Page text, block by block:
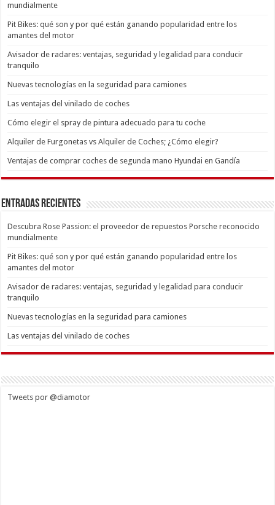
mundialmente
Pit Bikes: qué son y por qué están ganando popularidad entre los
amantes del motor
Avisador de radares: ventajas, seguridad y legalidad para conducir
tranquilo
Nuevas tecnologías en la seguridad para camiones
Las ventajas del vinilado de coches
Cómo elegir el spray de pintura adecuado para tu coche
Alquiler de Furgonetas vs Alquiler de Coches; ¿Cómo elegir?
Ventajas de comprar coches de segunda mano Hyundai en Gandía
Entradas recientes
Descubra Rose Passion: el proveedor de repuestos Porsche reconocido
mundialmente
Pit Bikes: qué son y por qué están ganando popularidad entre los
amantes del motor
Avisador de radares: ventajas, seguridad y legalidad para conducir
tranquilo
Nuevas tecnologías en la seguridad para camiones
Las ventajas del vinilado de coches
Tweets por @diamotor